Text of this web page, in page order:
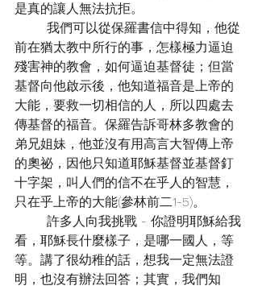
是真的讓人無法抗拒。
前在猶太教中所行的事，怎樣極力逼迫
殘害神的教會，如何逼迫基督徒；但當
基督向他啟示後，他知道福音是上帝的
大能，要救一切相信的人，所以四處去
傳基督的福音。保羅告訴哥林多教會的
弟兄姐妹，他並沒有用高言大智傳上帝
的奧祕，因他只知道耶穌基督並基督釘
十字架，叫人們的信不在乎人的智慧，
只在乎上帝的大能(參林前二1-5)。
看，耶穌長什麼樣子，是哪一國人，等
等。講了很幼稚的話，想我一定無法證
明，也沒有辦法回答；其實，我們知